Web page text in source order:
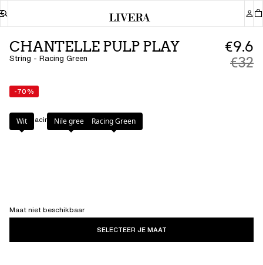
CHANTELLE PULP PLAY
String - Racing Green
€9.6
€32
-70%
Kleur: Racing Green
Wit Nile green Racing Green
Maat niet beschikbaar
SELECTEER JE MAAT